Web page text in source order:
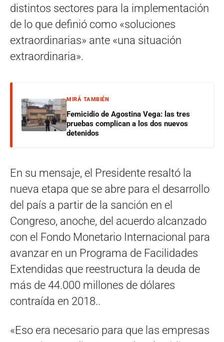
distintos sectores para la implementación
de lo que definió como «soluciones
extraordinarias» ante «una situación
extraordinaria».
MIRÁ TAMBIÉN
Femicidio de Agostina Vega: las tres
pruebas complican a los dos nuevos
detenidos
En su mensaje, el Presidente resaltó la
nueva etapa que se abre para el desarrollo
del país a partir de la sanción en el
Congreso, anoche, del acuerdo alcanzado
con el Fondo Monetario Internacional para
avanzar en un Programa de Facilidades
Extendidas que reestructura la deuda de
más de 44.000 millones de dólares
contraída en 2018..
«Eso era necesario para que las empresas